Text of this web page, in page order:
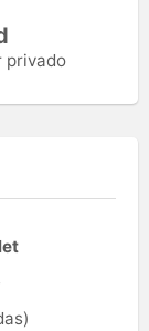
privado